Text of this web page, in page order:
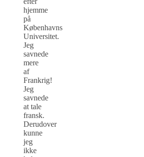
hjemme
på
Københavns
Universitet.
Jeg
savnede
mere
af
Frankrig!
Jeg
savnede
at tale
fransk.
Derudover
kunne
jeg
ikke